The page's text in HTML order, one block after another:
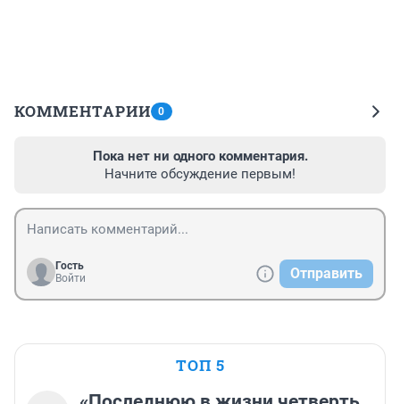
КОММЕНТАРИИ 0
Пока нет ни одного комментария.
Начните обсуждение первым!
Гость
Войти
Отправить
ТОП 5